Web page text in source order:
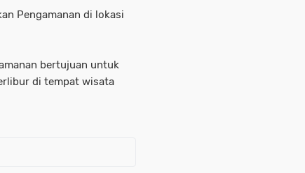
Pengamanan di lokasi
bertujuan untuk
di tempat wisata